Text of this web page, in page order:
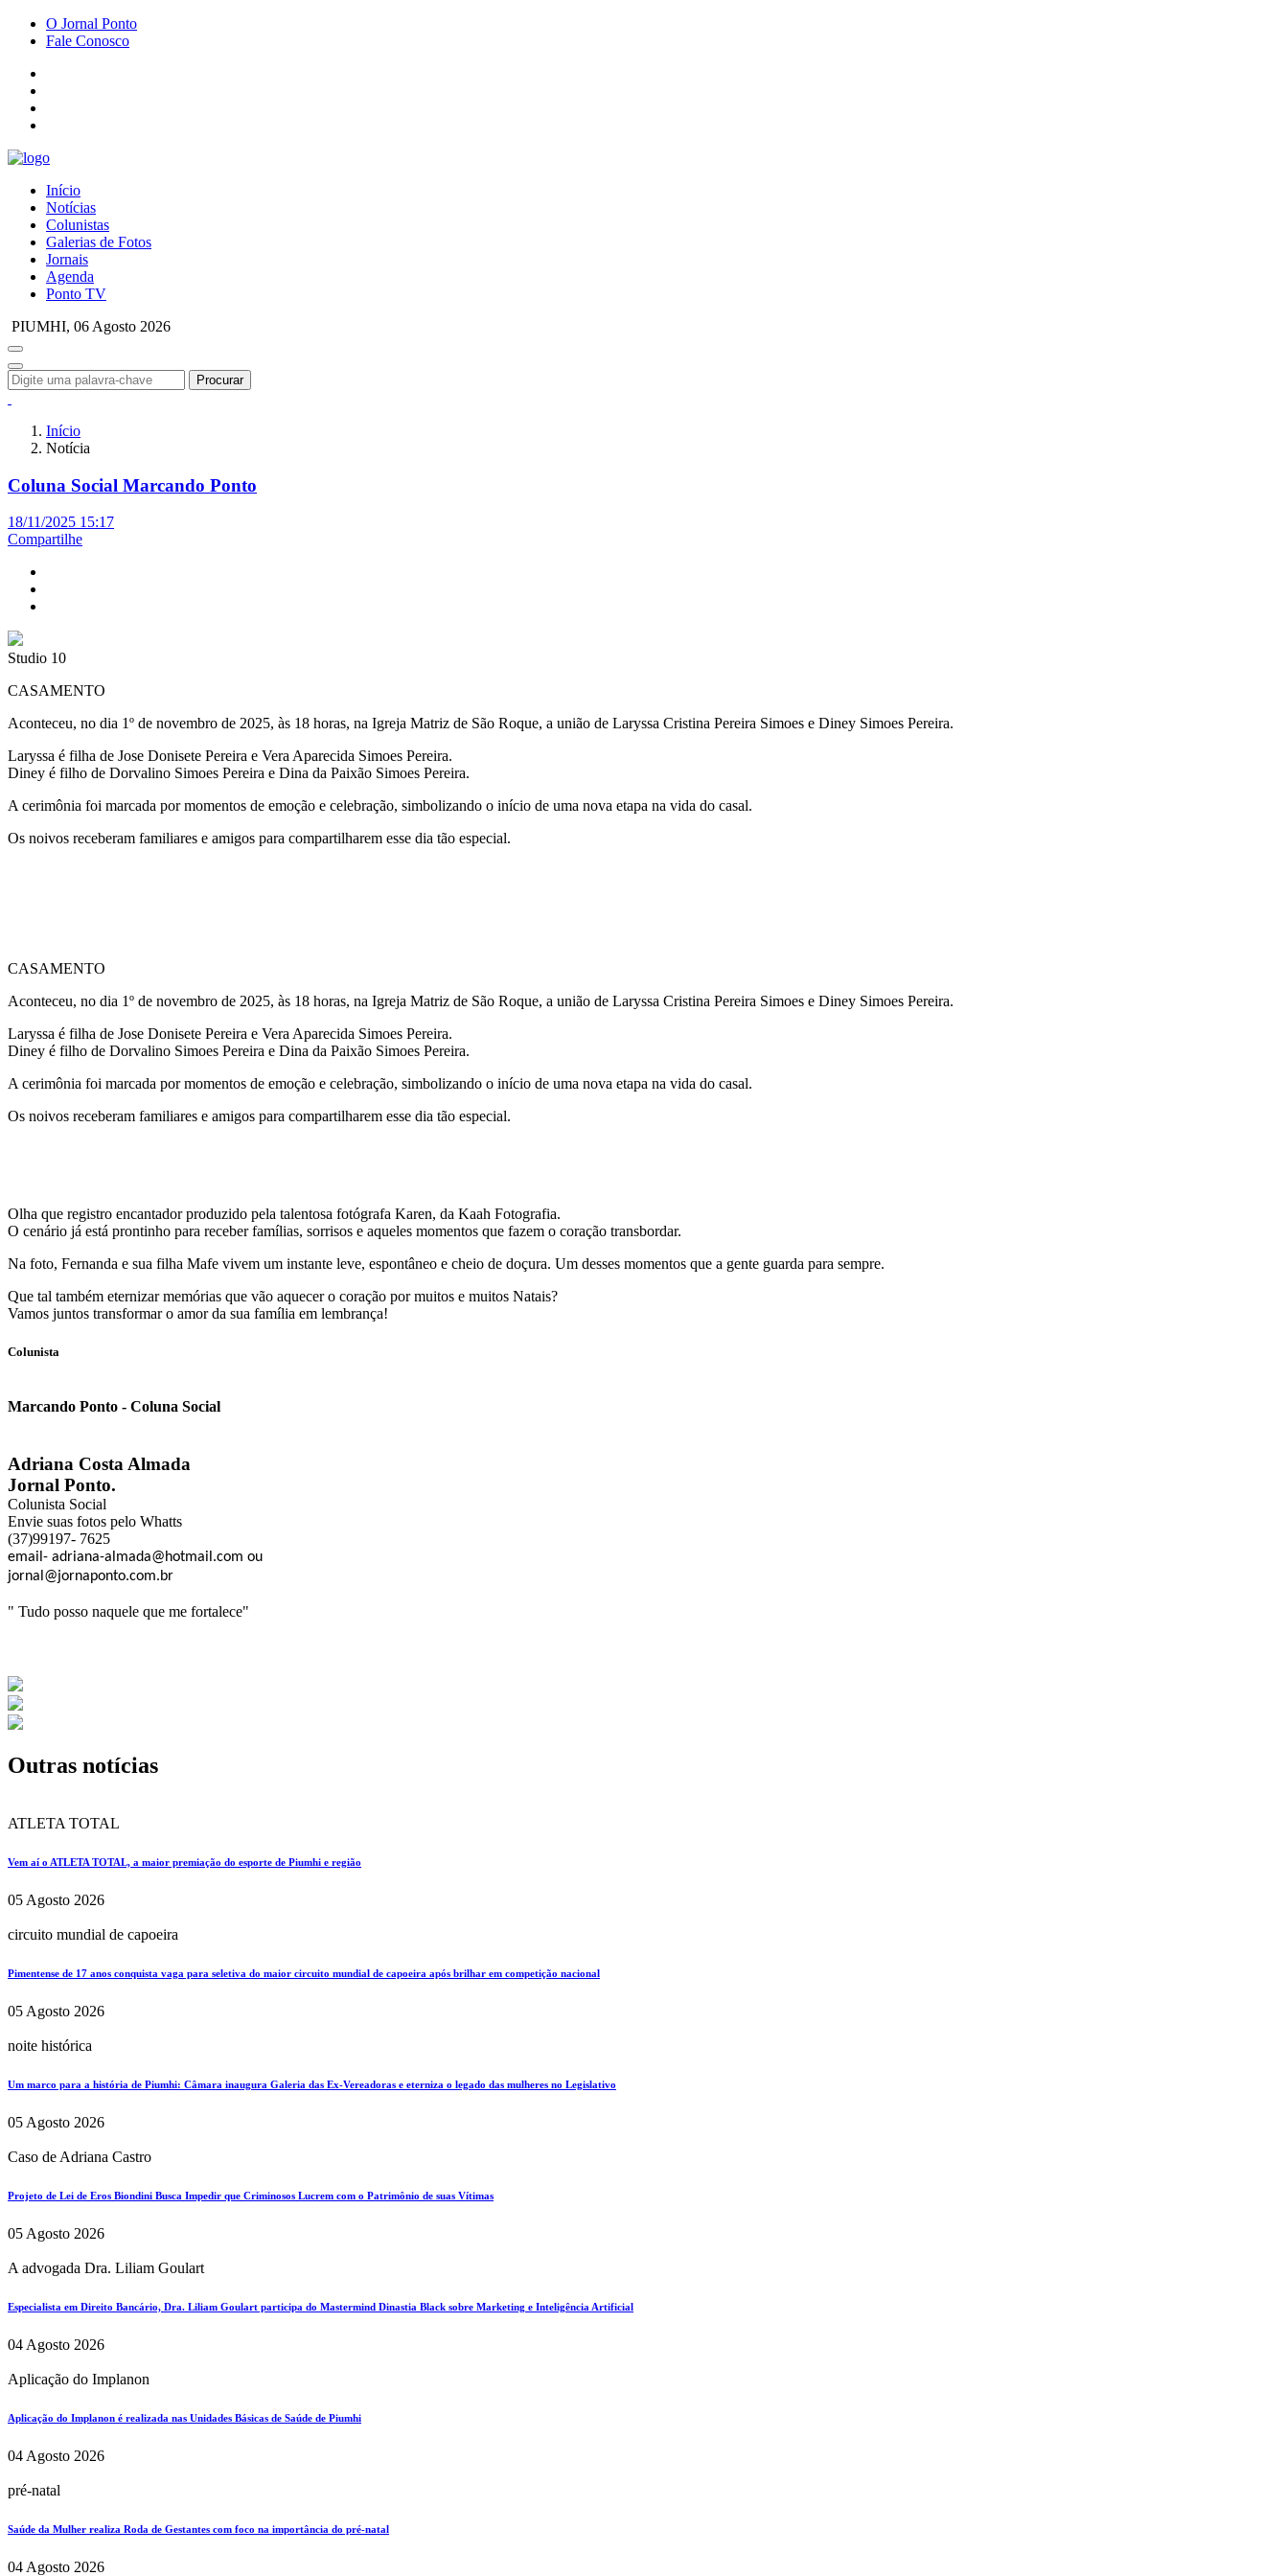
O Jornal Ponto
Fale Conosco
Início
Notícias
Colunistas
Galerias de Fotos
Jornais
Agenda
Ponto TV
PIUMHI, 06 Agosto 2026
Procurar
Início
Notícia
Coluna Social Marcando Ponto
18/11/2025 15:17
Compartilhe
Studio 10
CASAMENTO
Aconteceu, no dia 1º de novembro de 2025, às 18 horas, na Igreja Matriz de São Roque, a união de Laryssa Cristina Pereira Simoes e Diney Simoes Pereira.
Laryssa é filha de Jose Donisete Pereira e Vera Aparecida Simoes Pereira.
Diney é filho de Dorvalino Simoes Pereira e Dina da Paixão Simoes Pereira.
A cerimônia foi marcada por momentos de emoção e celebração, simbolizando o início de uma nova etapa na vida do casal.
Os noivos receberam familiares e amigos para compartilharem esse dia tão especial.
CASAMENTO
Aconteceu, no dia 1º de novembro de 2025, às 18 horas, na Igreja Matriz de São Roque, a união de Laryssa Cristina Pereira Simoes e Diney Simoes Pereira.
Laryssa é filha de Jose Donisete Pereira e Vera Aparecida Simoes Pereira.
Diney é filho de Dorvalino Simoes Pereira e Dina da Paixão Simoes Pereira.
A cerimônia foi marcada por momentos de emoção e celebração, simbolizando o início de uma nova etapa na vida do casal.
Os noivos receberam familiares e amigos para compartilharem esse dia tão especial.
Olha que registro encantador produzido pela talentosa fotógrafa Karen, da Kaah Fotografia.
O cenário já está prontinho para receber famílias, sorrisos e aqueles momentos que fazem o coração transbordar.
Na foto, Fernanda e sua filha Mafe vivem um instante leve, espontâneo e cheio de doçura. Um desses momentos que a gente guarda para sempre.
Que tal também eternizar memórias que vão aquecer o coração por muitos e muitos Natais?
Vamos juntos transformar o amor da sua família em lembrança!
Colunista
Marcando Ponto - Coluna Social
Adriana Costa Almada
Jornal Ponto.
Colunista Social
Envie suas fotos pelo Whatts
(37)99197- 7625
email- adriana-almada@hotmail.com ou
jornal@jornaponto.com.br
" Tudo posso naquele que me fortalece"
Outras notícias
ATLETA TOTAL
Vem aí o ATLETA TOTAL, a maior premiação do esporte de Piumhi e região
05 Agosto 2026
circuito mundial de capoeira
Pimentense de 17 anos conquista vaga para seletiva do maior circuito mundial de capoeira após brilhar em competição nacional
05 Agosto 2026
noite histórica
Um marco para a história de Piumhi: Câmara inaugura Galeria das Ex-Vereadoras e eterniza o legado das mulheres no Legislativo
05 Agosto 2026
Caso de Adriana Castro
Projeto de Lei de Eros Biondini Busca Impedir que Criminosos Lucrem com o Patrimônio de suas Vítimas
05 Agosto 2026
A advogada Dra. Liliam Goulart
Especialista em Direito Bancário, Dra. Liliam Goulart participa do Mastermind Dinastia Black sobre Marketing e Inteligência Artificial
04 Agosto 2026
Aplicação do Implanon
Aplicação do Implanon é realizada nas Unidades Básicas de Saúde de Piumhi
04 Agosto 2026
pré-natal
Saúde da Mulher realiza Roda de Gestantes com foco na importância do pré-natal
04 Agosto 2026